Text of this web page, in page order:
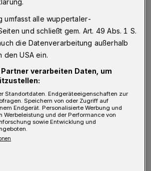
und -eigentümer
erneut für drei Jahre zur
Am Ende der vierten
sie nach eigenen Angaben „im
Jahren private Mittel in Höhe
investiert“ haben, um
zu attraktivieren. Hinzu
100.000 Euro akquirierter
umfasst alle wuppertaler-
und schließt gem. Art. 49 Abs. 1 S.
die Datenverarbeitung außerhalb
den USA ein.
verarbeiten Daten, um
Standortdaten. Endgeräteeigenschaften zur
Speichern von oder Zugriff auf
Endgerät. Personalisierte Werbung und
Werbeleistung und der Performance von
sowie Entwicklung und